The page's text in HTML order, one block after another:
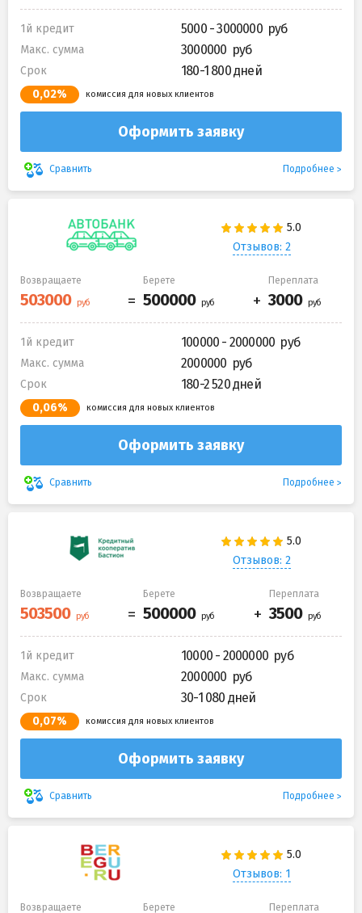
1й кредит 5000 - 3000000
Макс. сумма 3000000
Срок 180-1 800 дней
0,02% комиссия для новых клиентов
Оформить заявку
Сравнить Подробнее
Отзывов: 2
Возвращаете Берете Переплата
1й кредит 100000 - 2000000
Макс. сумма 2000000
Срок 180-2 520 дней
0,06% комиссия для новых клиентов
Оформить заявку
Сравнить Подробнее
Отзывов: 2
Возвращаете Берете Переплата
1й кредит 10000 - 2000000
Макс. сумма 2000000
Срок 30-1 080 дней
0,07% комиссия для новых клиентов
Оформить заявку
Сравнить Подробнее
Отзывов: 1
Возвращаете Берете Переплата